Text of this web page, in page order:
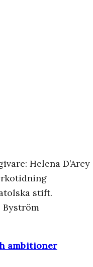
Helena D’Arcy
stift.
Byström
ambitioner